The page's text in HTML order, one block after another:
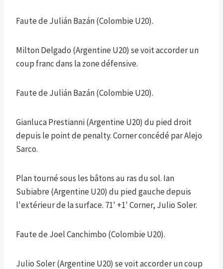
Faute de Julián Bazán (Colombie U20).
Milton Delgado (Argentine U20) se voit accorder un
coup franc dans la zone défensive.
Faute de Julián Bazán (Colombie U20).
Gianluca Prestianni (Argentine U20) du pied droit
depuis le point de penalty. Corner concédé par Alejo
Sarco.
Plan tourné sous les bâtons au ras du sol. Ian
Subiabre (Argentine U20) du pied gauche depuis
l'extérieur de la surface. 71' +1' Corner, Julio Soler.
Faute de Joel Canchimbo (Colombie U20).
Julio Soler (Argentine U20) se voit accorder un coup